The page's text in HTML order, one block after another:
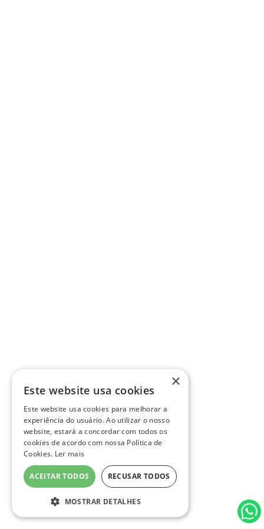
×
Este website usa cookies
Este website usa cookies para melhorar a
experiência do usuário. Ao utilizar o nosso
website, estará a concordar com todos os
cookies de acordo com nossa Política de
Cookies. Ler mais
ACEITAR TODOS RECUSAR TODOS
MOSTRAR DETALHES